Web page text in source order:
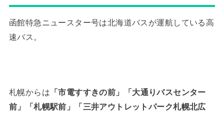
函館特急ニュースター号は北海道バスが運航している高
速バス。
札幌からは 「市電すすきの前」「大通りバスセンター
前」「札幌駅前」「三井アウトレットパーク札幌北広